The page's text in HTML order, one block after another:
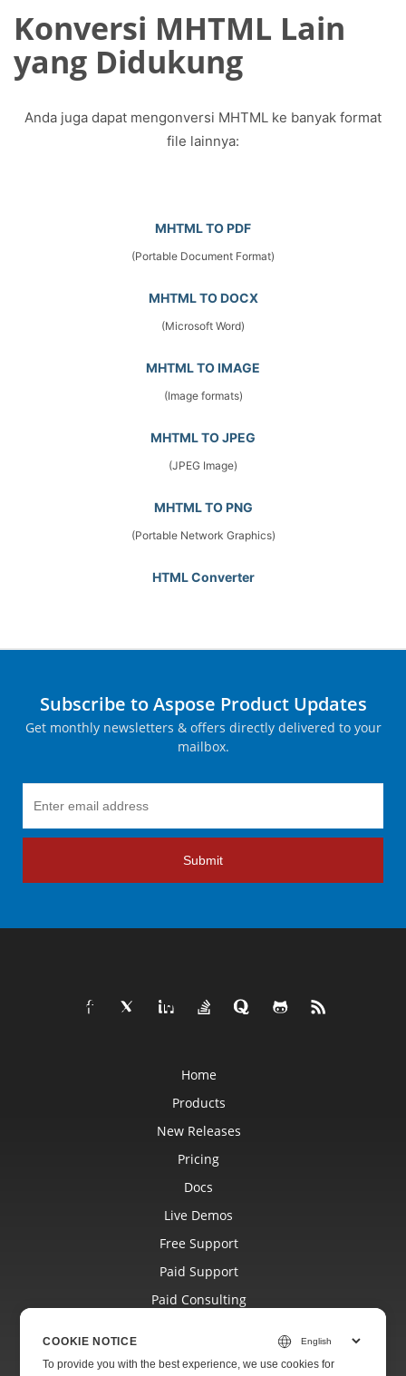
Konversi MHTML Lain
yang Didukung
Anda juga dapat mengonversi MHTML ke banyak format
file lainnya:
MHTML TO PDF
(Portable Document Format)
MHTML TO DOCX
(Microsoft Word)
MHTML TO IMAGE
(Image formats)
MHTML TO JPEG
(JPEG Image)
MHTML TO PNG
(Portable Network Graphics)
HTML Converter
Subscribe to Aspose Product Updates
Get monthly newsletters & offers directly delivered to your
mailbox.
Submit
Home
Products
New Releases
Pricing
Docs
Live Demos
Free Support
Paid Support
Paid Consulting
Websites
COOKIE NOTICE
To provide you with the best experience, we use cookies for